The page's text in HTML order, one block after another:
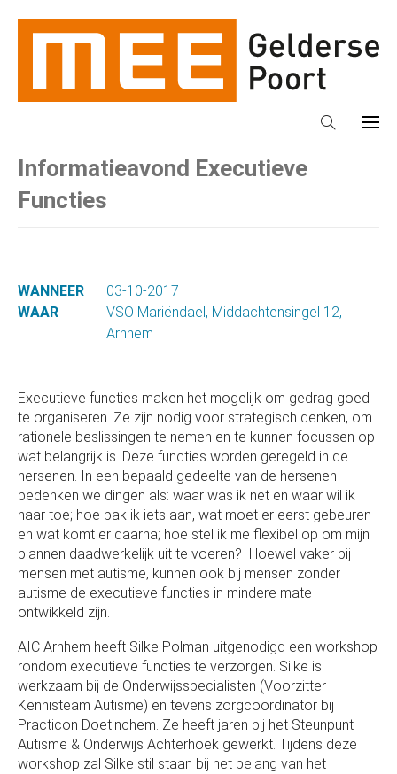
Informatieavond Executieve
Functies
WANNEER
03-10-2017
WAAR
VSO Mariëndael, Middachtensingel 12,
Arnhem
Executieve functies maken het mogelijk om gedrag goed
te organiseren. Ze zijn nodig voor strategisch denken, om
rationele beslissingen te nemen en te kunnen focussen op
wat belangrijk is. Deze functies worden geregeld in de
hersenen. In een bepaald gedeelte van de hersenen
bedenken we dingen als: waar was ik net en waar wil ik
naar toe; hoe pak ik iets aan, wat moet er eerst gebeuren
en wat komt er daarna; hoe stel ik me flexibel op om mijn
plannen daadwerkelijk uit te voeren? Hoewel vaker bij
mensen met autisme, kunnen ook bij mensen zonder
autisme de executieve functies in mindere mate
ontwikkeld zijn.
AIC Arnhem heeft Silke Polman uitgenodigd een workshop
rondom executieve functies te verzorgen. Silke is
werkzaam bij de Onderwijsspecialisten (Voorzitter
Kennisteam Autisme) en tevens zorgcoördinator bij
Practicon Doetinchem. Ze heeft jaren bij het Steunpunt
Autisme & Onderwijs Achterhoek gewerkt. Tijdens deze
workshop zal Silke stil staan bij het belang van het